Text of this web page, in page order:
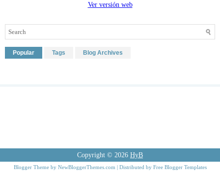
Ver versión web
Popular Tags Blog Archives
Copyright © 2026 HyB
Blogger Theme by NewBloggerThemes.com | Distributed by Free Blogger Templates